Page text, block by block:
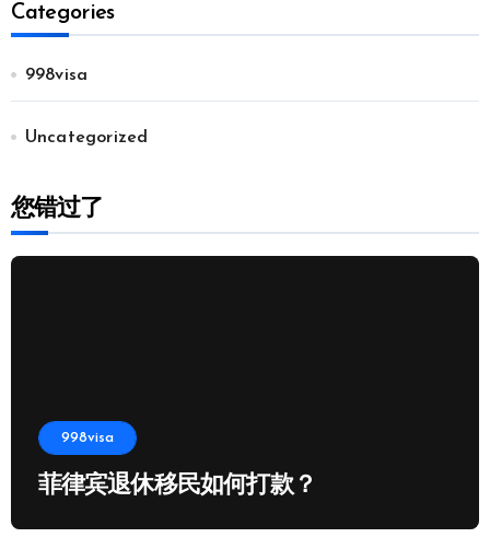
Categories
998visa
Uncategorized
您错过了
998visa
菲律宾退休移民如何打款？